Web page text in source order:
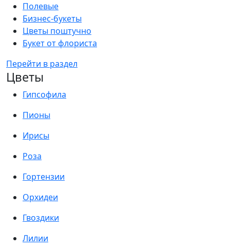
Полевые
Бизнес-букеты
Цветы поштучно
Букет от флориста
Перейти в раздел
Цветы
Гипсофила
Пионы
Ирисы
Роза
Гортензии
Орхидеи
Гвоздики
Лилии